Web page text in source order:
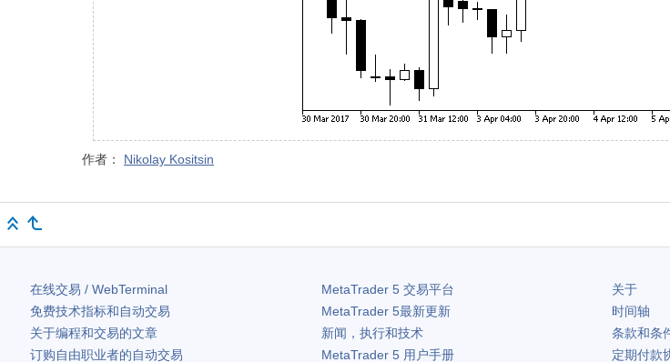
作者： Nikolay Kositsin
在线交易 / WebTerminal
免费技术指标和自动交易
关于编程和交易的文章
订购自由职业者的自动交易
MetaTrader 5交易平台
MetaTrader 5最新更新
新闻，执行和技术
MetaTrader 5用户手册
关于
时间轴
条款和条
定期付款